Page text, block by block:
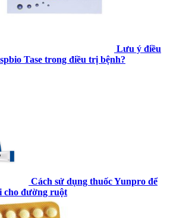
Lưu ý điều
Tase trong điều trị bệnh?
Cách sử dụng thuốc Yunpro để
cho đường ruột